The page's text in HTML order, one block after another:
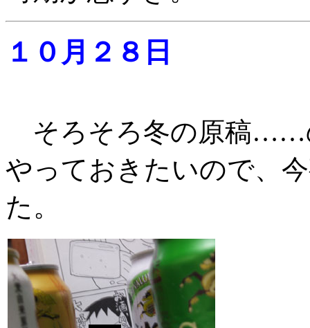
１０月２８日
そろそろ冬の原稿……
やっておきたいので、
た。